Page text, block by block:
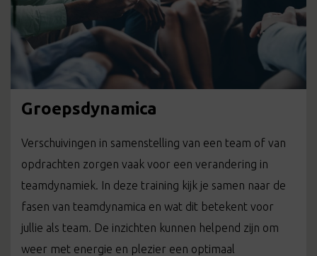
Groepsdynamica
Verschuivingen in samenstelling van een team of van
opdrachten zorgen vaak voor een verandering in
teamdynamiek. In deze training kijk je samen naar de
fasen van teamdynamica en wat dit betekent voor
jullie als team. De inzichten kunnen helpend zijn om
weer met energie en plezier een optimaal